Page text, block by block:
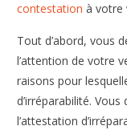
contestation à votre
Tout d’abord, vous
l’attention de votre
raisons pour
d’irréparabilité.
l’attestation